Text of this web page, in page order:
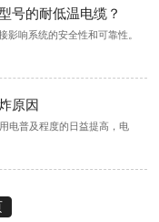
号的耐低温电缆？
影响系统的安全性和可靠性。
原因
电普及程度的日益提高，电